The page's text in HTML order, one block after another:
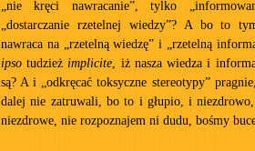
„nie kręci nawracanie”, tylko
„dostarczanie rzetelnej wiedzy”? A bo to
nawraca na „rzetelną wiedzę” i „rzetelną
ipso tudzieżimplicite, iż nasza wiedza i
są? A i „odkręcać toksyczne stereotypy”
dalej nie zatruwali, bo to i głupio, i
niezdrowe, nie rozpoznajem ni dudu, bośmy